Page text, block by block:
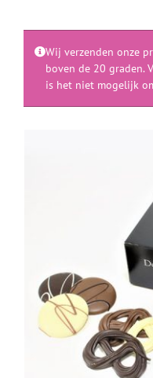
Wij verzenden onze
boven de 20 graden.
is het niet mogelijk